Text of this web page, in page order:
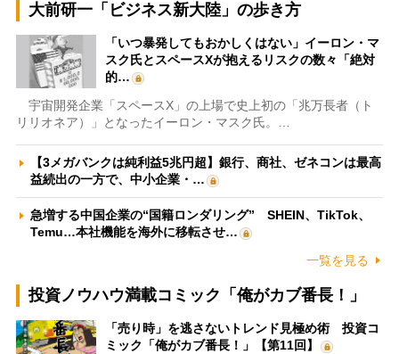
大前研一「ビジネス新大陸」の歩き方
「いつ暴発してもおかしくはない」イーロン・マ
スク氏とスペースXが抱えるリスクの数々「絶対
的…
宇宙開発企業「スペースX」の上場で史上初の「兆万長者（ト
リリオネア）」となったイーロン・マスク氏。…
【3メガバンクは純利益5兆円超】銀行、商社、ゼネコンは最高
益続出の一方で、中小企業・…
急増する中国企業の“国籍ロンダリング” SHEIN、TikTok、
Temu…本社機能を海外に移転させ…
一覧を見る
投資ノウハウ満載コミック「俺がカブ番長！」
「売り時」を逃さないトレンド見極め術 投資コ
ミック「俺がカブ番長！」【第11回】